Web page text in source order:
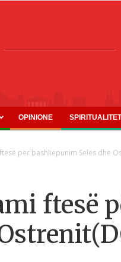
OPINIONE SPIRITUALITET
për bashkëpunim Selës dhe
ftesë